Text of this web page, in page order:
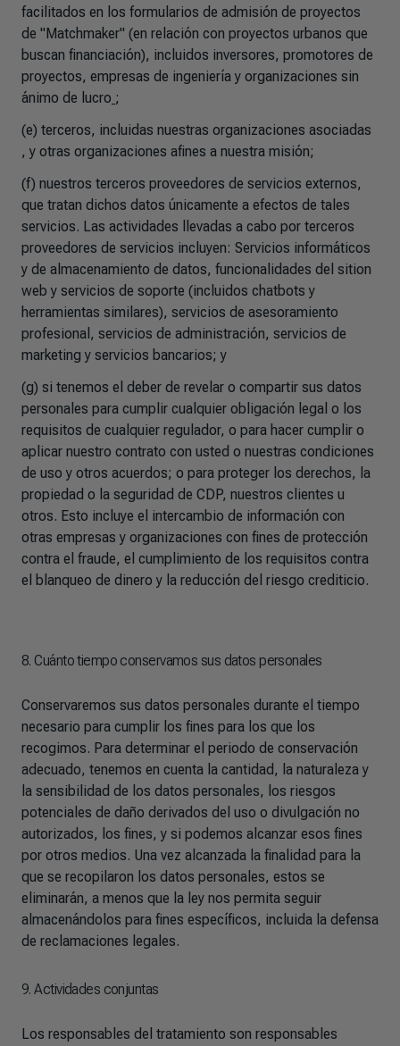
facilitados en los formularios de admisión de proyectos
de "Matchmaker" (en relación con proyectos urbanos que
buscan financiación), incluidos inversores, promotores de
proyectos, empresas de ingeniería y organizaciones sin
ánimo de lucro ;
(e) terceros, incluidas nuestras organizaciones asociadas
, y otras organizaciones afines a nuestra misión;
(f) nuestros terceros proveedores de servicios externos,
que tratan dichos datos únicamente a efectos de tales
servicios. Las actividades llevadas a cabo por terceros
proveedores de servicios incluyen: Servicios informáticos
y de almacenamiento de datos, funcionalidades del sition
web y servicios de soporte (incluidos chatbots y
herramientas similares), servicios de asesoramiento
profesional, servicios de administración, servicios de
marketing y servicios bancarios; y
(g) si tenemos el deber de revelar o compartir sus datos
personales para cumplir cualquier obligación legal o los
requisitos de cualquier regulador, o para hacer cumplir o
aplicar nuestro contrato con usted o nuestras condiciones
de uso y otros acuerdos; o para proteger los derechos, la
propiedad o la seguridad de CDP, nuestros clientes u
otros. Esto incluye el intercambio de información con
otras empresas y organizaciones con fines de protección
contra el fraude, el cumplimiento de los requisitos contra
el blanqueo de dinero y la reducción del riesgo crediticio.
8. Cuánto tiempo conservamos sus datos personales
Conservaremos sus datos personales durante el tiempo
necesario para cumplir los fines para los que los
recogimos. Para determinar el periodo de conservación
adecuado, tenemos en cuenta la cantidad, la naturaleza y
la sensibilidad de los datos personales, los riesgos
potenciales de daño derivados del uso o divulgación no
autorizados, los fines, y si podemos alcanzar esos fines
por otros medios. Una vez alcanzada la finalidad para la
que se recopilaron los datos personales, estos se
eliminarán, a menos que la ley nos permita seguir
almacenándolos para fines específicos, incluida la defensa
de reclamaciones legales.
9. Actividades conjuntas
Los responsables del tratamiento son responsables